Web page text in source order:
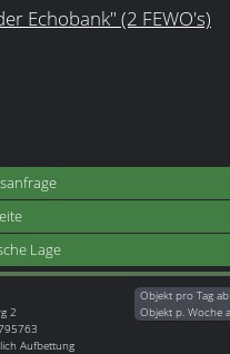
Echobank" (2 FEWO's)
Lage
2
Aufbettung
Objekt pro Tag ab:
Objekt p. Woche